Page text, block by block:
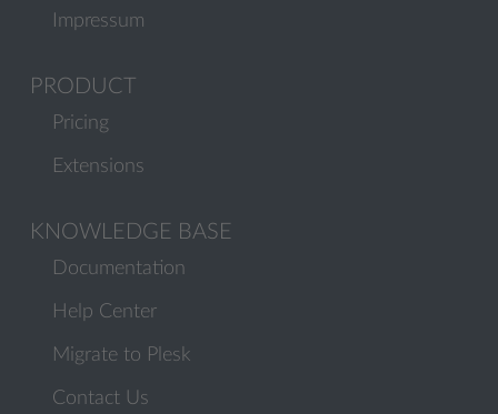
Impressum
PRODUCT
Pricing
Extensions
KNOWLEDGE BASE
Documentation
Help Center
Migrate to Plesk
Contact Us